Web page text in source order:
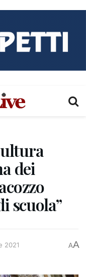
dei
scuola”
2021 AA